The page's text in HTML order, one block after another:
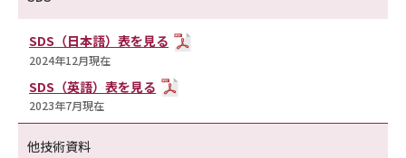
SDS（日本語）表を見る
2024年12月現在
SDS（英語）表を見る
2023年7月現在
他技術資料